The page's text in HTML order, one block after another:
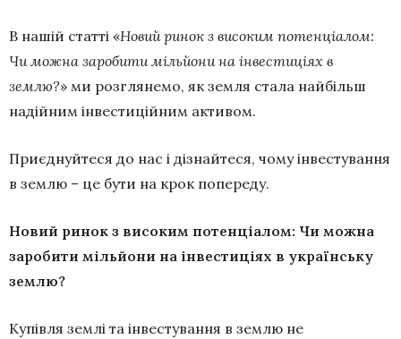
В нашій статті «Новий ринок з високим потенціалом:
Чи можна заробити мільйони на інвестиціях в
землю?» ми розглянемо, як земля стала найбільш
надійним інвестиційним активом.
Приєднуйтеся до нас і дізнайтеся, чому інвестування
в землю – це бути на крок попереду.
Новий ринок з високим потенціалом: Чи можна
заробити мільйони на інвестиціях в українську
землю?
Купівля землі та інвестування в землю не